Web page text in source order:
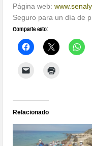
Página web:
Seguro para un día de
Comparte esto:
Relacionado